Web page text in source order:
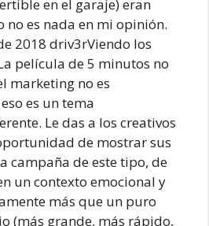
en el garaje) eran
no es nada en mi opinión.
2018 driv3rViendo los
película de 5 minutos no
marketing no es
es un tema
Le das a los creativos
de mostrar sus
campaña de este tipo, de
un contexto emocional y
más que un puro
(más grande, más rápido,